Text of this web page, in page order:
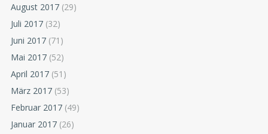
August 2017 (29)
Juli 2017 (32)
Juni 2017 (71)
Mai 2017 (52)
April 2017 (51)
März 2017 (53)
Februar 2017 (49)
Januar 2017 (26)